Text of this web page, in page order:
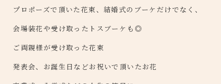
プロポーズで頂いた花束、結婚式のブーケだけでなく、
会場装花や受け取ったトスブーケも◎
ご両親様が受け取った花束
発表会、お誕生日などお祝いで頂いたお花